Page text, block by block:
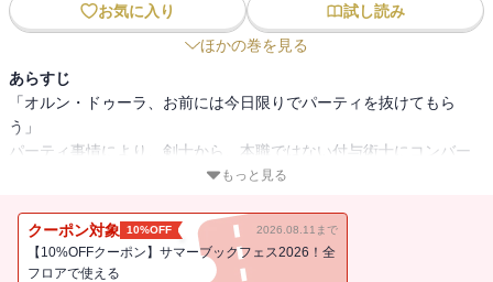
お気に入り
試し読み
ほかの巻を見る
あらすじ
「オルン・ドゥーラ、お前には今日限りでパーティを抜けてもら
う」
パーティ事情により、剣士から、本職ではない付与術士にコンバー
告だった。
身体能力も、使用できる魔術も平均的で、突出するものを持たない
――。
もっと見る
クーポン対象 10%OFF 2026.08.11まで
【10%OFFクーポン】サマーブックフェス2026！全
フロアで使える